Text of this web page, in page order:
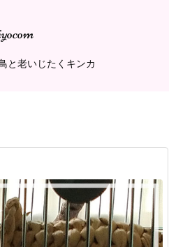
と老いじたくキンカ